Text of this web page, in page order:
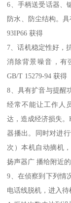
6、手柄送受话器、
防水、防尘结构。
93IP66 获得
7、话机稳定性好，
消除背景噪音，有
GB/T 15279-94 获得
8、具有扩音与提醒
经常不能让工作人
达，造成经济损失
器播出。同时对进
次）本机自动摘机
扬声器广 播给附近
9、在侦察到下列情
电话线脱机，进入待